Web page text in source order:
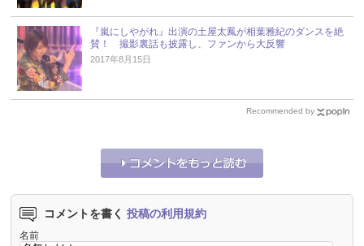
『嵐にしやがれ』出演の土屋太鳳が相葉雅紀のダンスを絶
賛！ 撮影裏話も披露し、ファンから大反響
2017年8月15日
Recommended by
コメントを書く 投稿の利用規約
名前